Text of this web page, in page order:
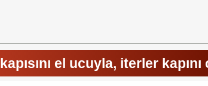
el ucuyla, iterler